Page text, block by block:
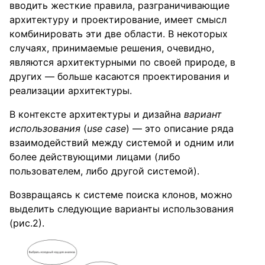
вводить жесткие правила, разграничивающие
архитектуру и проектирование, имеет смысл
комбинировать эти две области. В некоторых
случаях, принимаемые решения, очевидно,
являются архитектурными по своей природе, в
других — больше касаются проектирования и
реализации архитектуры.
В контексте архитектуры и дизайна вариант
использования (use case) — это описание ряда
взаимодействий между системой и одним или
более действующими лицами (либо
пользователем, либо другой системой).
Возвращаясь к системе поиска клонов, можно
выделить следующие варианты использования
(рис.2).